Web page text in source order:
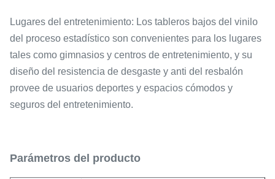
Lugares del entretenimiento: Los tableros bajos del vinilo
del proceso estadístico son convenientes para los lugares
tales como gimnasios y centros de entretenimiento, y su
diseño del resistencia de desgaste y anti del resbalón
provee de usuarios deportes y espacios cómodos y
seguros del entretenimiento.
Parámetros del producto